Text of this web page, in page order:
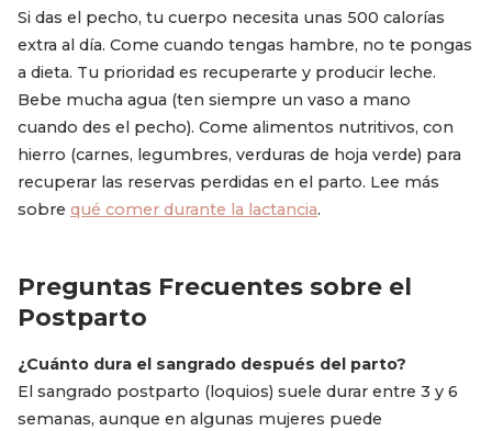
Si das el pecho, tu cuerpo necesita unas 500 calorías
extra al día. Come cuando tengas hambre, no te pongas
a dieta. Tu prioridad es recuperarte y producir leche.
Bebe mucha agua (ten siempre un vaso a mano
cuando des el pecho). Come alimentos nutritivos, con
hierro (carnes, legumbres, verduras de hoja verde) para
recuperar las reservas perdidas en el parto. Lee más
sobre qué comer durante la lactancia.
Preguntas Frecuentes sobre el
Postparto
¿Cuánto dura el sangrado después del parto?
El sangrado postparto (loquios) suele durar entre 3 y 6
semanas, aunque en algunas mujeres puede